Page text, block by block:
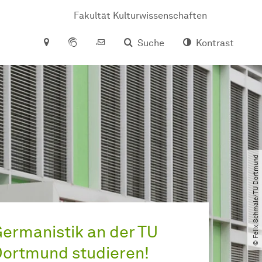
Fakultät Kulturwissenschaften
Suche Kontrast
© Felix Schmale​/​TU Dortmund
an der TU
studieren!